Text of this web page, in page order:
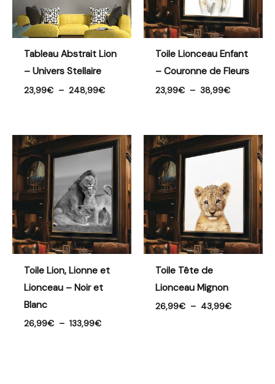
Tableau Abstrait Lion
– Univers Stellaire
23,99€ – 248,99€
Toile Lionceau Enfant
– Couronne de Fleurs
23,99€ – 38,99€
Toile Lion, Lionne et
Lionceau – Noir et
Blanc
26,99€ – 133,99€
Plage
de
prix :
26,99€
à
133,99€
Toile Tête de
Lionceau Mignon
26,99€ – 43,99€
Plage
de
26,99€
à
43,99€